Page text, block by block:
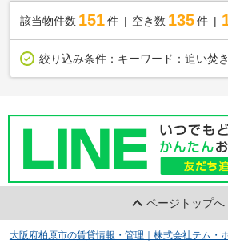
該当物件数 151件 空き数 135 件
絞り込み条件： キーワード：追い焚き
ページトップへ
大阪府柏原市の賃貸情報・管理｜株式会社テム・